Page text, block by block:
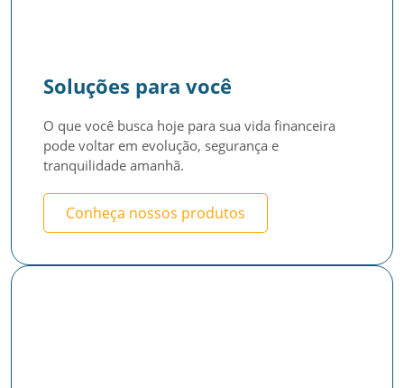
Soluções para você
O que você busca hoje para sua vida financeira
pode voltar em evolução, segurança e
tranquilidade amanhã.
Conheça nossos produtos